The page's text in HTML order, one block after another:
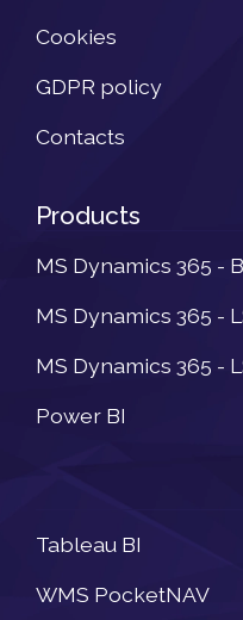
Cookies
GDPR policy
Contacts
Products
MS Dynamics 365 -
MS Dynamics 365 -
MS Dynamics 365 -
Power BI
Tableau BI
WMS PocketNAV